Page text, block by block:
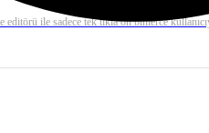
editörü ile sadece tek tıkla on binlerce